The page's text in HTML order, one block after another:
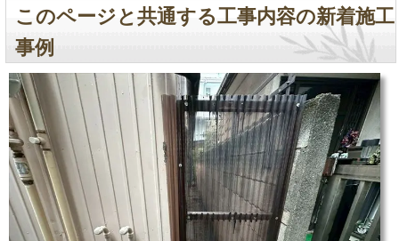
このページと共通する工事内容の新着施工
事例